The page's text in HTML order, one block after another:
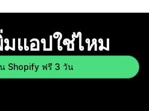
มแอปใช่ไหม
Shopify ฟรี 3 วัน